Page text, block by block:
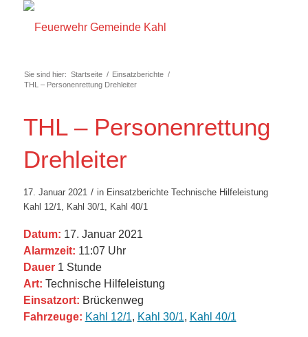
Sie sind hier: Startseite / Einsatzberichte /
THL – Personenrettung Drehleiter
THL – Personenrettung
Drehleiter
17. Januar 2021 / in Einsatzberichte Technische Hilfeleistung
Kahl 12/1, Kahl 30/1, Kahl 40/1
Datum: 17. Januar 2021
Alarmzeit: 11:07 Uhr
Dauer1 Stunde
Art: Technische Hilfeleistung
Einsatzort: Brückenweg
Fahrzeuge: Kahl 12/1, Kahl 30/1, Kahl 40/1